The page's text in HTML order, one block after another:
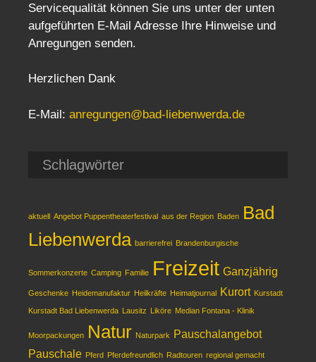
Servicequalität können Sie uns unter der unten
aufgeführten E-Mail Adresse Ihre Hinweise und
Anregungen senden.
Herzlichen Dank
E-Mail: anregungen@bad-liebenwerda.de
Schlagwörter
aktuell Angebot Puppentheaterfestival aus der Region Baden Bad
Liebenwerda barrierefrei Brandenburgische
Sommerkonzerte Camping Familie Freizeit Ganzjährig
Geschenke Heidemanufaktur Heilkräfte Heimatjournal Kurort Kurstadt
Kurstadt Bad Liebenwerda Lausitz Liköre Median Fontana - Klinik
Moorpackungen Natur Naturpark Pauschalangebot
Pauschale Pferd Pferdefreundlich Radtouren regional gemacht